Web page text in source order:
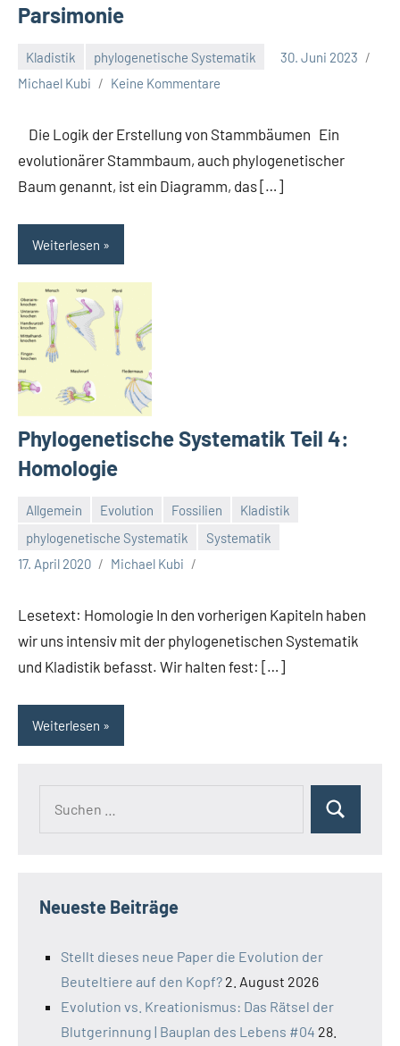
Parsimonie
Kladistik phylogenetische Systematik
30. Juni 2023
Michael Kubi
Keine Kommentare
Die Logik der Erstellung von Stammbäumen Ein
evolutionärer Stammbaum, auch phylogenetischer
Baum genannt, ist ein Diagramm, das […]
Weiterlesen
Phylogenetische Systematik Teil 4:
Homologie
Allgemein Evolution Fossilien
Kladistik
phylogenetische Systematik
Systematik
17. April 2020
Michael Kubi
Lesetext: Homologie In den vorherigen Kapiteln haben
wir uns intensiv mit der phylogenetischen Systematik
und Kladistik befasst. Wir halten fest: […]
Weiterlesen
Suchen
Neueste Beiträge
Stellt dieses neue Paper die Evolution der
Beuteltiere auf den Kopf? 2. August 2026
Evolution vs. Kreationismus: Das Rätsel der
Blutgerinnung | Bauplan des Lebens #04 28.